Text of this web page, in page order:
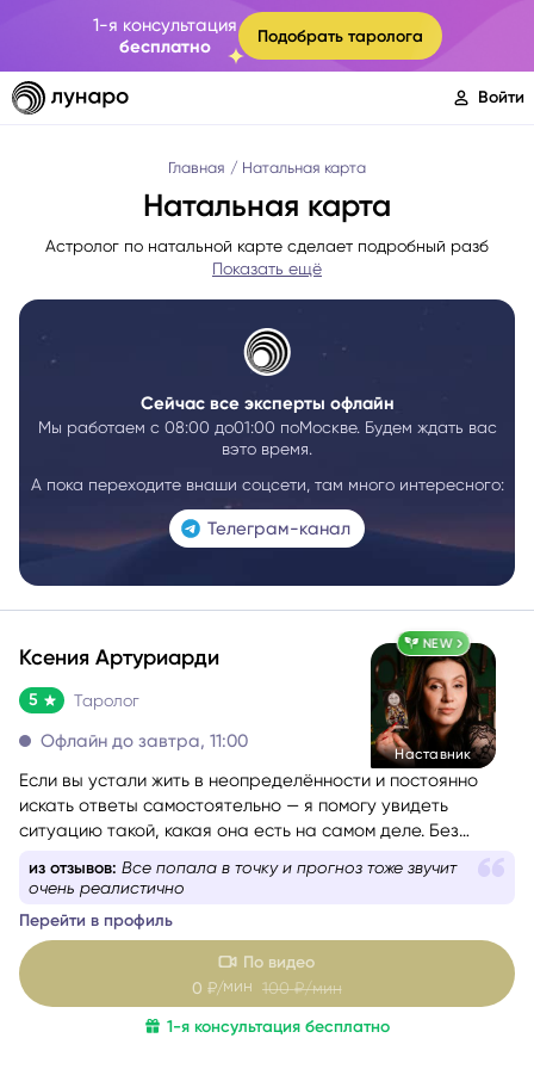
1-я консультация
бесплатно
Подобрать таролога
Войти
Главная Натальная карта
Натальная карта
Астролог по натальной карте сделает подробный разб
Показать ещё
Сейчас все эксперты офлайн
Мы работаем с 08:00 до01:00 поМоскве. Будем ждать вас
вэто время.
А пока переходите внаши соцсети, там много интересного:
Телеграм-канал
NEW
Наставник
Ксения Артуриарди
5 Таролог
Офлайн до завтра, 11:00
Если вы устали жить в неопределённости и постоянно
искать ответы самостоятельно — я помогу увидеть
ситуацию такой, какая она есть на самом деле. Без
более 6 лет я помогаю людям разбираться в сложных
жизненных ситуациях. За это время провела более 1000
консультаций и обучила более 100 человек искусству
чтения Таро.
из отзывов: Все попала в точку и прогноз тоже звучит
очень реалистично
Перейти в профиль
По видео
0 ₽/мин 100 ₽/мин
1-я консультация бесплатно